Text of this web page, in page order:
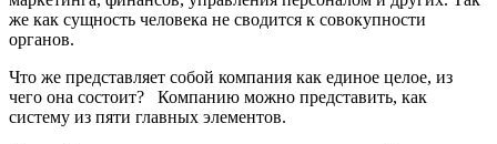
же как сущность человека не сводится к совокупности
органов.
Что же представляет собой компания как единое целое, из
чего она состоит? Компанию можно представить, как
систему из пяти главных элементов.